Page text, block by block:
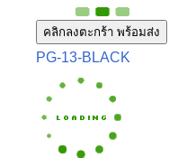
คลิกลงตะกร้า พร้อมส่ง
PG-13-BLACK